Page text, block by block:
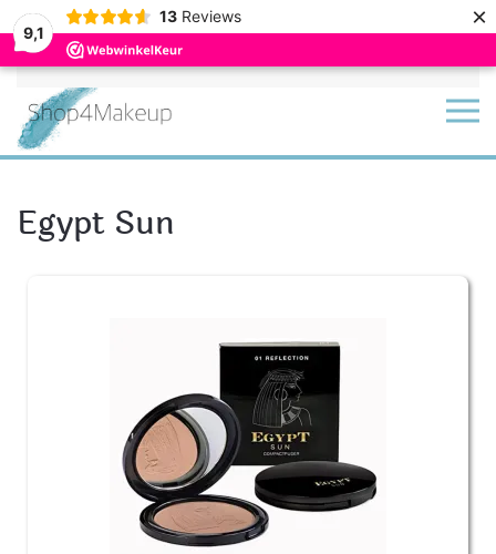
9,1
13 Reviews ×
Terug naar hoofdinhoud
Egypt Sun